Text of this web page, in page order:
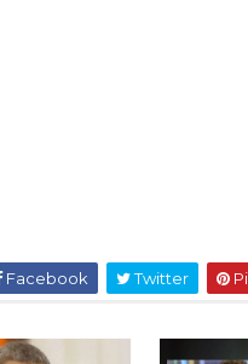
Facebook Twitter